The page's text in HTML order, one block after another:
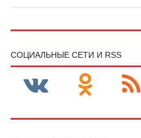
CОЦИАЛЬНЫЕ СЕТИ И RSS